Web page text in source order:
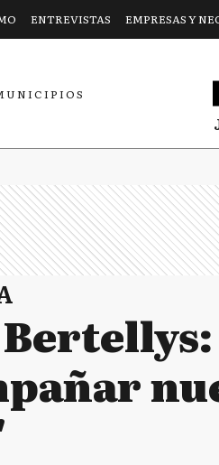
ENTREVISTAS EMPRESAS Y